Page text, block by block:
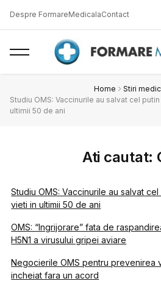
Despre FormareMedicalaContact
Home
Stiri
Studiu OMS: Vaccinurile au salvat cel
ultimii 50 de ani
Ati cautat:
Studiu OMS: Vaccinurile au salvat
vieti in ultimii 50 de ani
OMS: “Ingrijorare” fata de
H5N1 a virusului gripei aviare
Negocierile OMS pentru prevenirea
incheiat fara un acord